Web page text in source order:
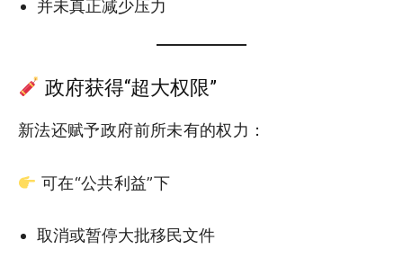
并未真正减少压力
政府获得“超大权限”
新法还赋予政府前所未有的权力：
可在“公共利益”下
取消或暂停大批移民文件